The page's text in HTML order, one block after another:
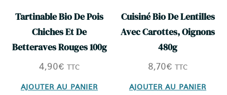
Tartinable Bio De Pois
Chiches Et De
Betteraves Rouges 100g
4,90€ TTC
AJOUTER AU PANIER
Cuisiné Bio De Lentilles
Avec Carottes, Oignons
480g
8,70€ TTC
AJOUTER AU PANIER